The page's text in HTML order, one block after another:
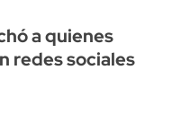
a quienes
redes sociales